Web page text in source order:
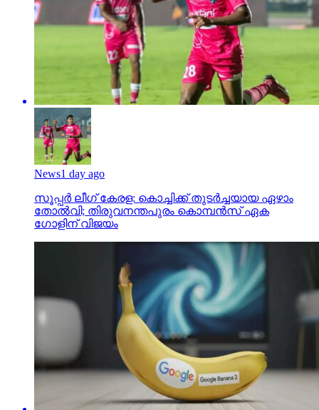
News1 day ago
സൂപ്പര്‍ ലീഗ് കേരള: കൊച്ചിക്ക് തുടര്‍ച്ചയായ ഏഴാം
തോല്‍വി; തിരുവനന്തപുരം കൊമ്പന്‍സ് ഏക
ഗോളിന് വിജയം